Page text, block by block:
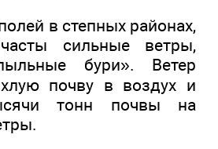
в степных районах,
сильные ветры,
бури». Ветер
почву в воздух и
тонн почвы на